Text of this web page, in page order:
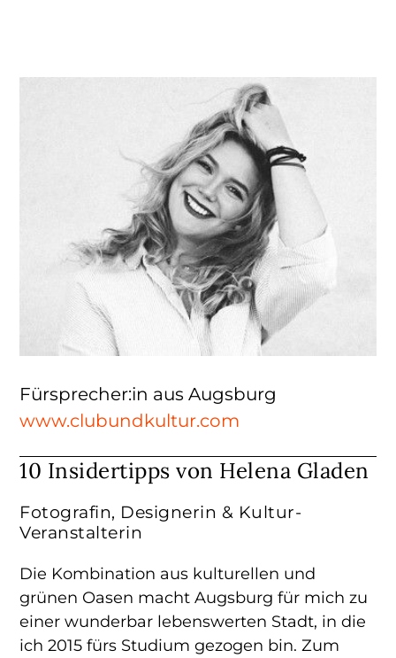
10 Insidertipps von Helena Gladen
Fotografin, Designerin & Kultur-
Veranstalterin
Die Kombination aus kulturellen und
grünen Oasen macht Augsburg für mich zu
einer wunderbar lebenswerten Stadt, in die
ich 2015 fürs Studium gezogen bin. Zum
Fürsprecher:in aus Augsburg
www.clubundkultur.com